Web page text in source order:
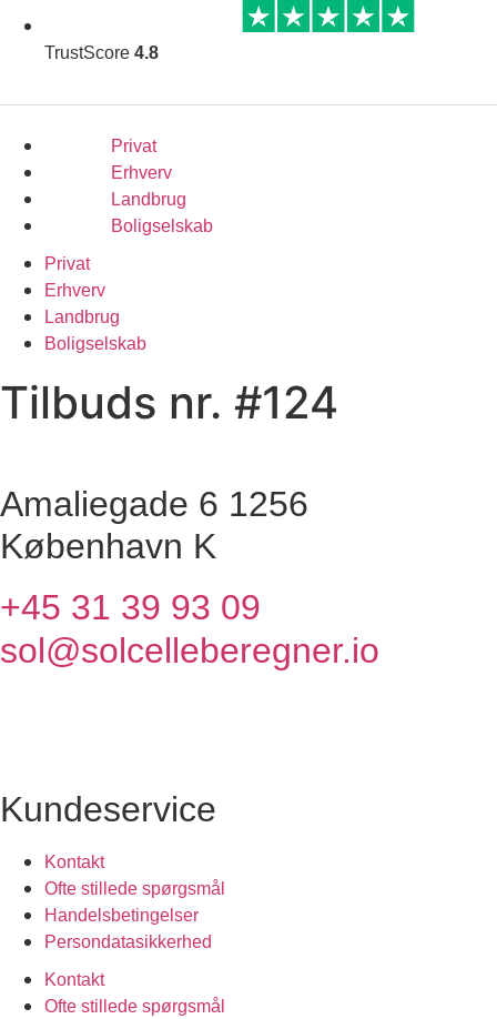
content
TrustScore4.8
Privat
Erhverv
Landbrug
Boligselskab
Privat
Erhverv
Landbrug
Boligselskab
Tilbuds nr. #124
Amaliegade 6 1256
København K
+45 31 39 93 09
sol@solcelleberegner.io
Kundeservice
Kontakt
Ofte stillede spørgsmål
Handelsbetingelser
Persondatasikkerhed
Kontakt
Ofte stillede spørgsmål